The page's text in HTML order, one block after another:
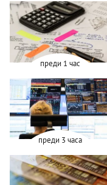
преди 1 час
преди 3 часа